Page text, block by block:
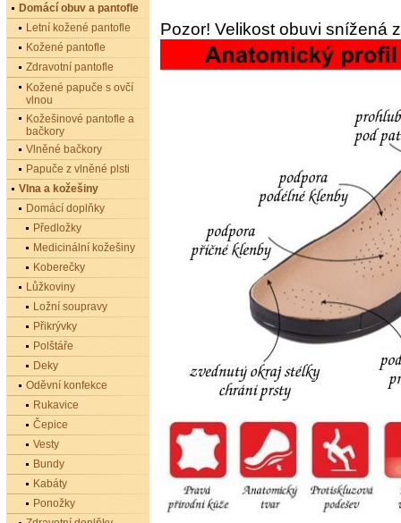
Pozor! Velikost obuvi snížená
Domácí obuv a pantofle
Letní kožené pantofle
Kožené pantofle
Zdravotní pantofle
Kožené papuče s ovčí
vlnou
Kožešinové pantofle a
bačkory
Vlněné bačkory
Papuče z vlněné plsti
Vlna a kožešiny
Domácí doplňky
Předložky
Medicinální kožešiny
Koberečky
Lůžkoviny
Ložní soupravy
Přikrývky
Polštáře
Deky
Oděvní konfekce
Rukavice
Čepice
Vesty
Bundy
Kabáty
Ponožky